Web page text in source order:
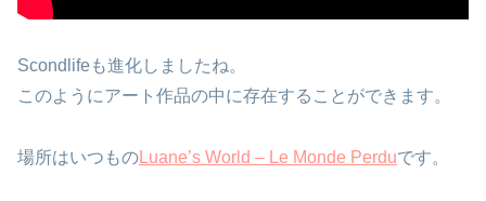
Scondlifeも進化しましたね。
このようにアート作品の中に存在することができます。
場所はいつものLuane’s World – Le Monde Perduです。